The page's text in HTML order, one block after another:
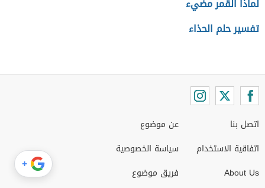
لماذا القمر مضيء
تفسير حلم الحذاء
اتصل بنا
اتفاقية الاستخدام
About Us
عن موضوع
سياسة الخصوصية
فريق موضوع
+